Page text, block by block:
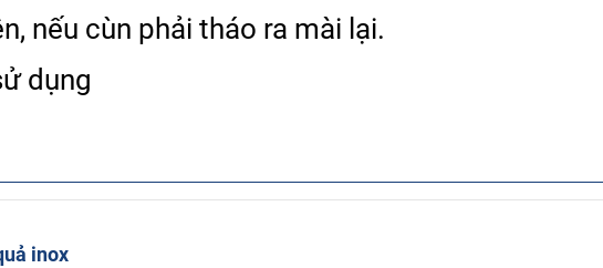
nếu cùn phải tháo ra mài lại.
dụng
inox